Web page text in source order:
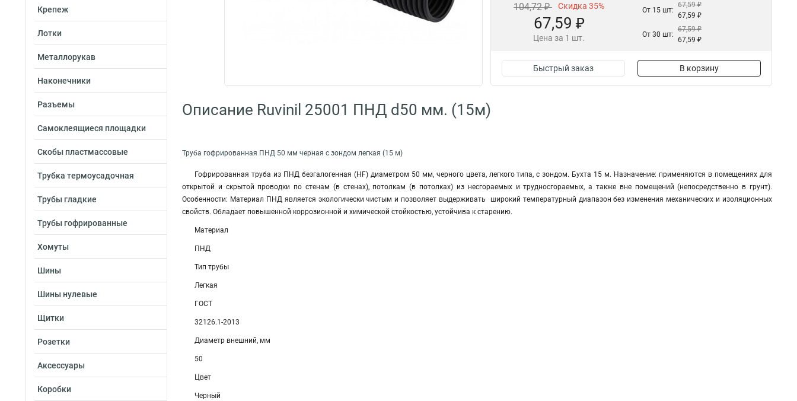
Крепеж
Лотки
Металлорукав
Наконечники
Разъемы
Самоклеящиеся площадки
Скобы пластмассовые
Трубка термоусадочная
Трубы гладкие
Трубы гофрированные
Хомуты
Шины
Шины нулевые
Щитки
Розетки
Аксессуары
Коробки
104,72 ₽ Скидка 35%
67,59 ₽
Цена за 1 шт.
От 15 шт:
67,59 ₽
67,59 ₽
От 30 шт:
67,59 ₽
67,59 ₽
Быстрый заказ В корзину
Описание Ruvinil 25001 ПНД d50 мм. (15м)
Труба гофрированная ПНД 50 мм черная с зондом легкая (15 м)
Гофрированная труба из ПНД безгалогенная (HF) диаметром 50 мм, черного цвета, легкого типа, с зондом. Бухта 15 м. Назначение: применяются в помещениях для
открытой и скрытой проводки по стенам (в стенах), потолкам (в потолках) из несгораемых и трудносгораемых, а также вне помещений (непосредственно в грунт).
Особенности: Материал ПНД является экологически чистым и позволяет выдерживать широкий температурный диапазон без изменения механических и изоляционных
свойств. Обладает повышенной коррозионной и химической стойкостью, устойчива к старению.
Материал
ПНД
Тип трубы
Легкая
ГОСТ
32126.1-2013
Диаметр внешний, мм
50
Цвет
Черный